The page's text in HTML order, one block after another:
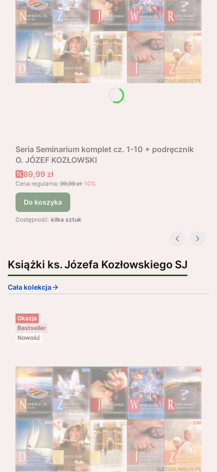
Seria Seminarium komplet cz. 1-10 + podręcznik
O. JÓZEF KOZŁOWSKI
Cena promocyjna
89,99 zł
Cena regularna: 99,99 zł-10%
Do koszyka
Dostępność: kilka sztuk
Książki ks. Józefa Kozłowskiego SJ
Cała kolekcja
Okazja
Bestseller
Nowość